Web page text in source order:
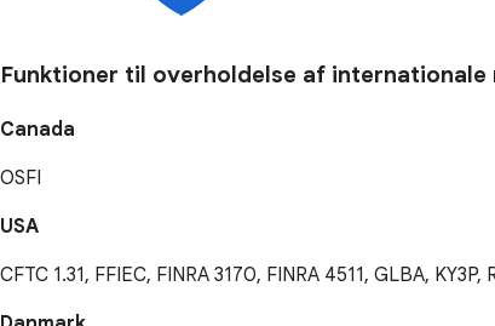
Funktioner til overholdelse af
Canada
OSFI
USA
CFTC 1.31, FFIEC, FINRA 3170, FINRA 4511, GLBA,